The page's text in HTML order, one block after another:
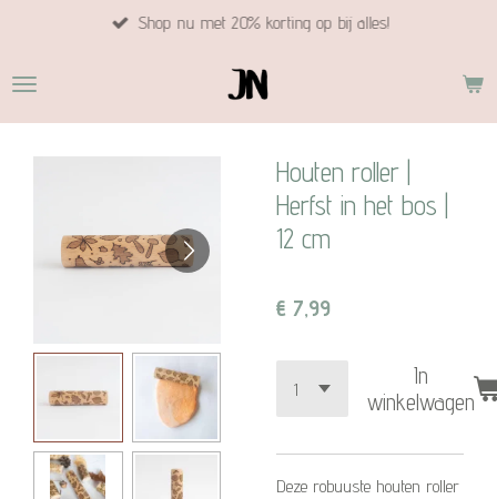
naar
hoofdinhoud
Shop nu met 20% korting op bij alles!
Houten roller |
Herfst in het bos |
12 cm
€ 7,99
In
winkelwagen
Deze robuuste houten roller